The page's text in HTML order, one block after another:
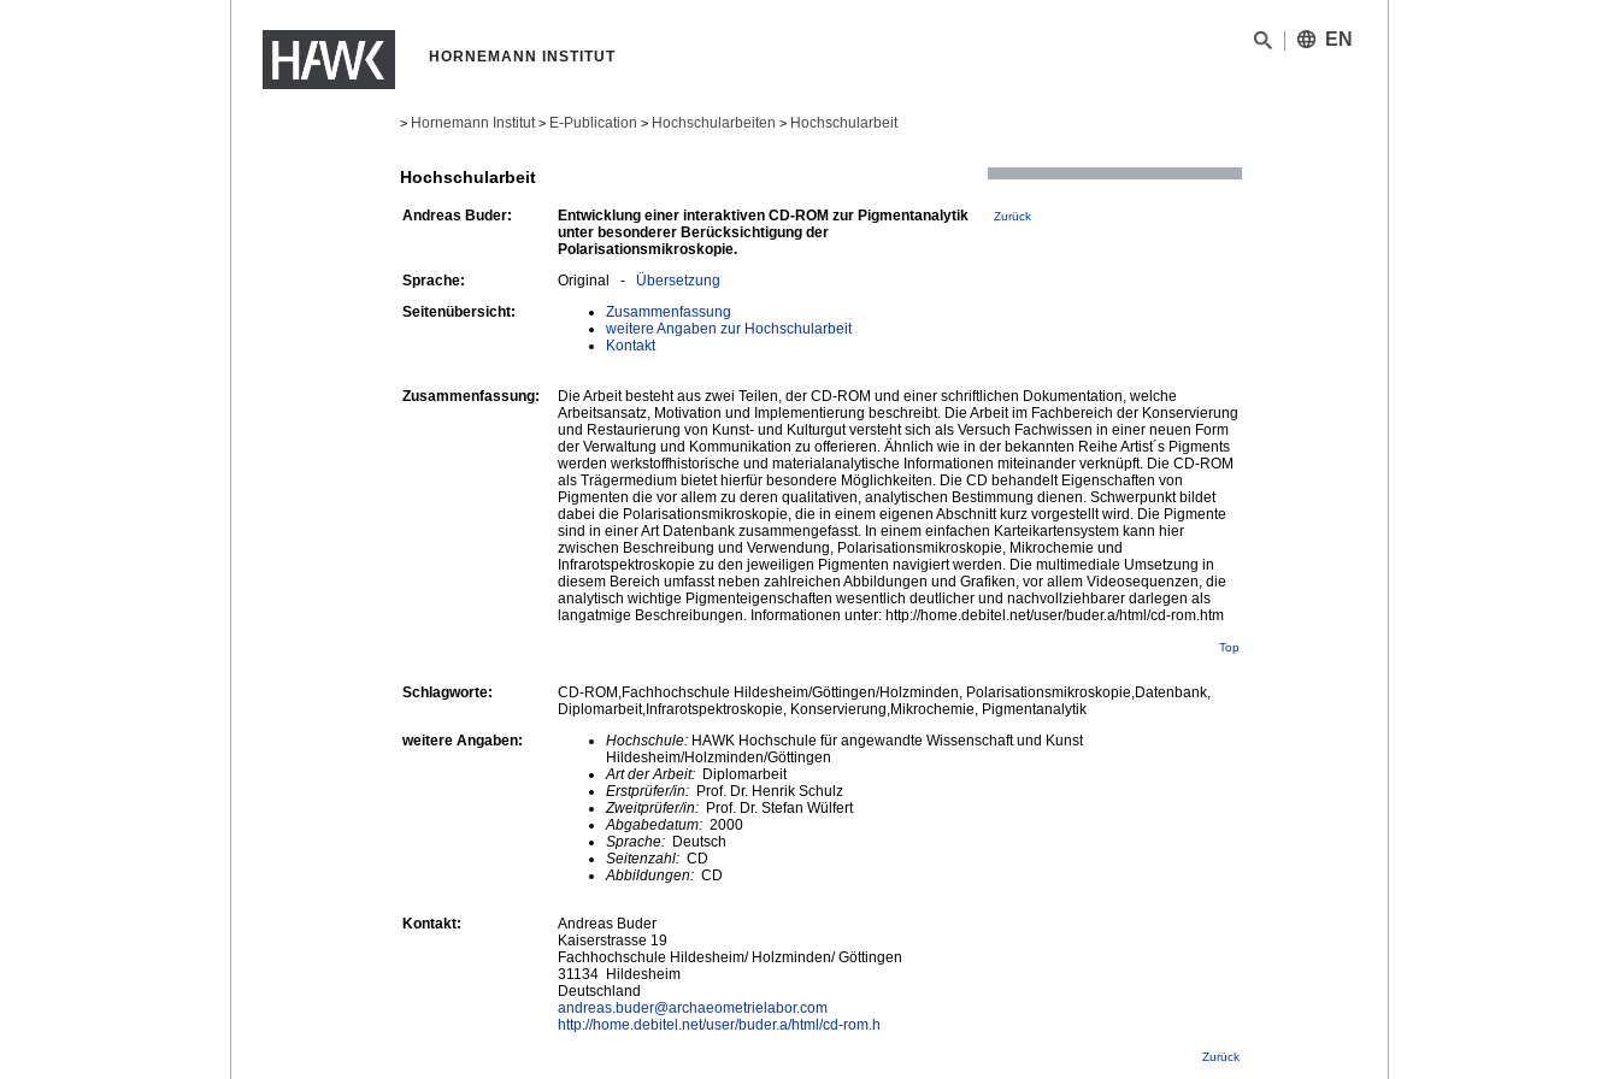
HORNEMANN INSTITUT
EN
> Hornemann Institut > E-Publication > Hochschularbeiten > Hochschularbeit
Hochschularbeit
Andreas Buder:
Entwicklung einer interaktiven CD-ROM zur Pigmentanalytik
unter besonderer Berücksichtigung der
Polarisationsmikroskopie.
Zurück
Sprache: Original - Übersetzung
Seitenübersicht:
Zusammenfassung
weitere Angaben zur Hochschularbeit
Kontakt
Zusammenfassung:
Die Arbeit besteht aus zwei Teilen, der CD-ROM und einer schriftlichen Dokumentation, welche
Arbeitsansatz, Motivation und Implementierung beschreibt. Die Arbeit im Fachbereich der Konservierung
und Restaurierung von Kunst- und Kulturgut versteht sich als Versuch Fachwissen in einer neuen Form
der Verwaltung und Kommunikation zu offerieren. Ähnlich wie in der bekannten Reihe Artist´s Pigments
werden werkstoffhistorische und materialanalytische Informationen miteinander verknüpft. Die CD-ROM
als Trägermedium bietet hierfür besondere Möglichkeiten. Die CD behandelt Eigenschaften von
Pigmenten die vor allem zu deren qualitativen, analytischen Bestimmung dienen. Schwerpunkt bildet
dabei die Polarisationsmikroskopie, die in einem eigenen Abschnitt kurz vorgestellt wird. Die Pigmente
sind in einer Art Datenbank zusammengefasst. In einem einfachen Karteikartensystem kann hier
zwischen Beschreibung und Verwendung, Polarisationsmikroskopie, Mikrochemie und
Infrarotspektroskopie zu den jeweiligen Pigmenten navigiert werden. Die multimediale Umsetzung in
diesem Bereich umfasst neben zahlreichen Abbildungen und Grafiken, vor allem Videosequenzen, die
analytisch wichtige Pigmenteigenschaften wesentlich deutlicher und nachvollziehbarer darlegen als
langatmige Beschreibungen. Informationen unter: http://home.debitel.net/user/buder.a/html/cd-rom.htm
Top
Schlagworte:
CD-ROM,Fachhochschule Hildesheim/Göttingen/Holzminden, Polarisationsmikroskopie,Datenbank,
Diplomarbeit,Infrarotspektroskopie, Konservierung,Mikrochemie, Pigmentanalytik
weitere Angaben:
Hochschule: HAWK Hochschule für angewandte Wissenschaft und Kunst
Hildesheim/Holzminden/Göttingen
Art der Arbeit: Diplomarbeit
Erstprüfer/in: Prof. Dr. Henrik Schulz
Zweitprüfer/in: Prof. Dr. Stefan Wülfert
Abgabedatum: 2000
Sprache: Deutsch
Seitenzahl: CD
Abbildungen: CD
Kontakt:
Andreas Buder
Kaiserstrasse 19
Fachhochschule Hildesheim/ Holzminden/ Göttingen
31134 Hildesheim
Deutschland
andreas.buder@archaeometrielabor.com
http://home.debitel.net/user/buder.a/html/cd-rom.h
Zurück